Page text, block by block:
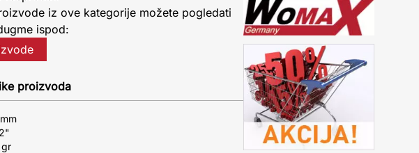
iz ove kategorije možete pogledati
ispod:
proizvoda
gr